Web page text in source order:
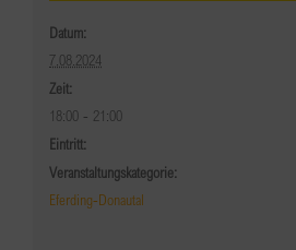
Datum:
7.08.2024
Zeit:
18:00 - 21:00
Eintritt:
Veranstaltungskategorie:
Eferding-Donautal